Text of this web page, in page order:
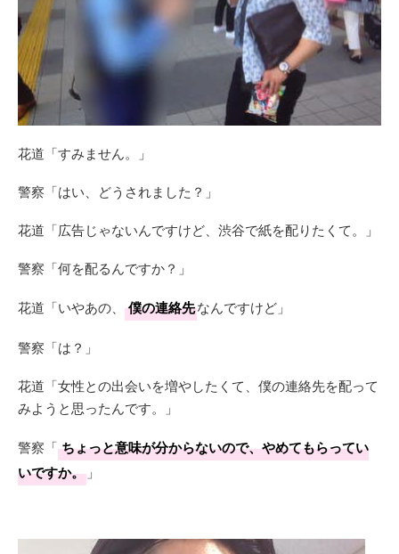
花道「すみません。」
警察「はい、どうされました？」
花道「広告じゃないんですけど、渋谷で紙を配りたくて。」
警察「何を配るんですか？」
花道「いやあの、 僕の連絡先なんですけど」
警察「は？」
花道「女性との出会いを増やしたくて、僕の連絡先を配って
みようと思ったんです。」
警察「 ちょっと意味が分からないので、やめてもらってい
いですか。 」